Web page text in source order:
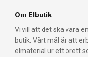
Om Elbutik
Vi vill att det ska vara
butik. Vårt mål är att
elmaterial ur ett brett